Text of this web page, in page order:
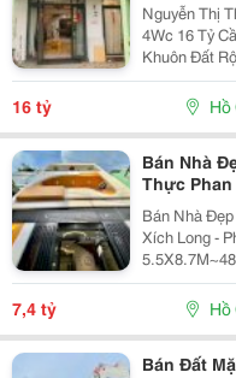
Nguyễn Thị
4Wc 16 Tỷ
Khuôn Đất
Ngang 8M.
Ngủ Và 4
Rộng...
16 tỷ Hồ
Bán Nhà
Thực
Phùng
Bán Nhà
Xích Long -
Lầu, 4Pn,
7.4 Tỷ
7,4 tỷ Hồ
Bán Đất